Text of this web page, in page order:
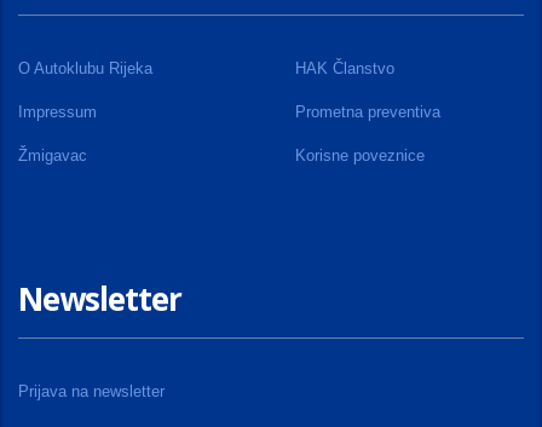
O Autoklubu Rijeka HAK Članstvo
Impressum Prometna preventiva
Žmigavac Korisne poveznice
Newsletter
Prijava na newsletter